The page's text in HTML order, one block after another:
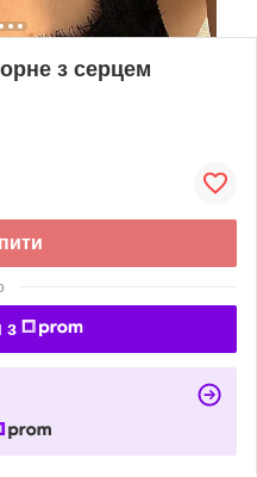
з серцем
з